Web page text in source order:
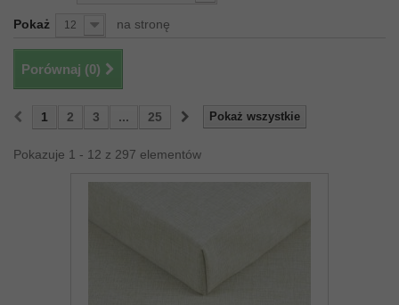
Pokaż 12 na stronę
Porównaj (0)
Pokaż wszystkie
1 2 3 ... 25
Pokazuje 1 - 12 z 297 elementów